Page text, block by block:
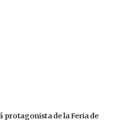
protagonista de la Feria de